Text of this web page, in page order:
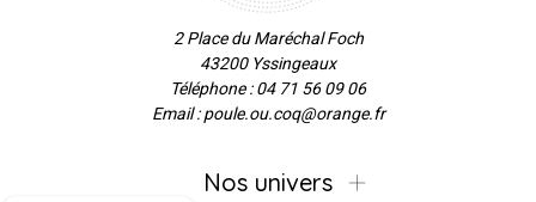
2 Place du Maréchal Foch
43200 Yssingeaux
Téléphone : 04 71 56 09 06
Email : poule.ou.coq@orange.fr
Nos univers